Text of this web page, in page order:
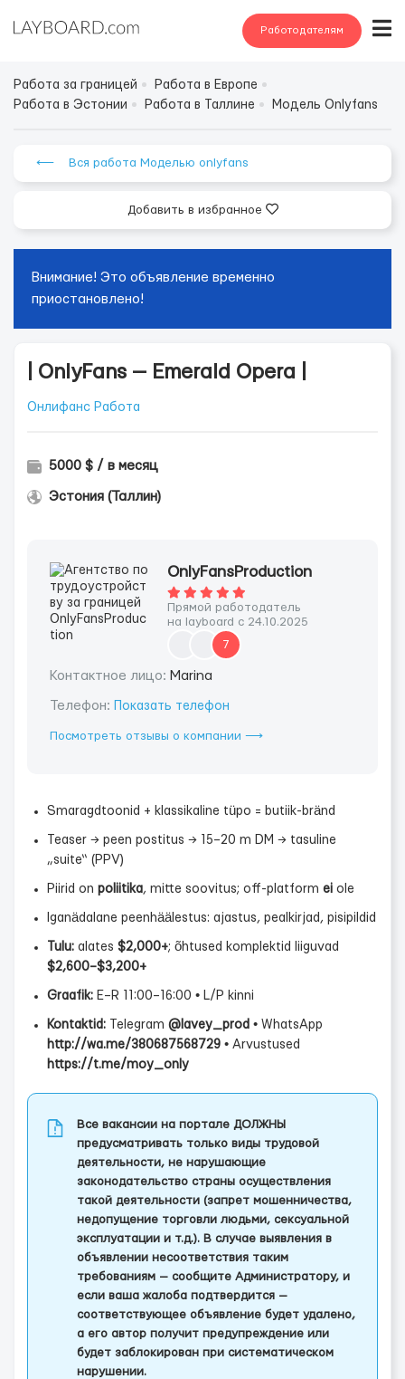
Работодателям
Работа за границей
Работа в Европе
Работа в Эстонии
Работа в Таллине Модель Onlyfans
⟵ Вся работа Моделью onlyfans
Добавить в избранное
Внимание! Это объявление временно
приостановлено!
| OnlyFans — Emerald Opera |
Онлифанс Работа
5000 $ / в месяц
Эстония (Таллин)
OnlyFansProduction
Прямой работодатель
на layboard с 24.10.2025
7
Контактное лицо: Marina
Телефон: Показать телефон
Посмотреть отзывы о компании ⟶
Smaragdtoonid + klassikaline tüpo = butiik-bränd
Teaser → peen postitus → 15–20 m DM → tasuline
„suite“ (PPV)
Piirid on poliitika, mitte soovitus; off-platform ei ole
Iganädalane peenhäälestus: ajastus, pealkirjad, pisipildid
Tulu: alates $2,000+; õhtused komplektid liiguvad
$2,600–$3,200+
Graafik: E–R 11:00–16:00 • L/P kinni
Kontaktid: Telegram @lavey_prod • WhatsApp
http://wa.me/380687568729 • Arvustused
https://t.me/moy_only
Все вакансии на портале ДОЛЖНЫ
предусматривать только виды трудовой
деятельности, не нарушающие
законодательство страны осуществления
такой деятельности (запрет мошенничества,
недопущение торговли людьми, сексуальной
эксплуатации и т.д.). В случае выявления в
объявлении несоответствия таким
требованиям — сообщите Администратору, и
если ваша жалоба подтвердится —
соответствующее объявление будет удалено,
а его автор получит предупреждение или
будет заблокирован при систематическом
нарушении.